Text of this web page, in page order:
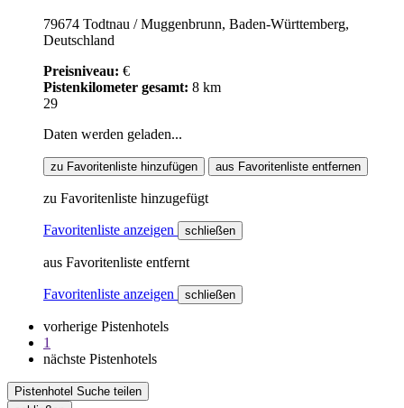
79674 Todtnau / Muggenbrunn, Baden-Württemberg,
Deutschland
Preisniveau: €
Pistenkilometer gesamt: 8 km
29
Daten werden geladen...
zu Favoritenliste hinzufügen aus Favoritenliste entfernen
zu Favoritenliste hinzugefügt
Favoritenliste anzeigen schließen
aus Favoritenliste entfernt
Favoritenliste anzeigen schließen
vorherige Pistenhotels
1
nächste Pistenhotels
Pistenhotel Suche teilen